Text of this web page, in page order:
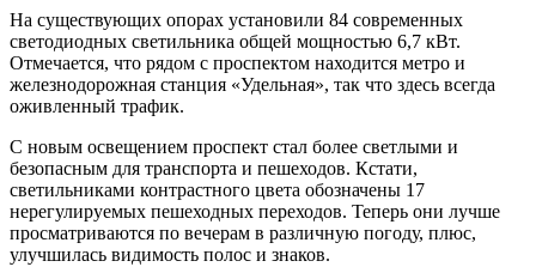
На существующих опорах установили 84 современных
светодиодных светильника общей мощностью 6,7 кВт.
Отмечается, что рядом с проспектом находится метро и
железнодорожная станция «Удельная», так что здесь всегда
оживленный трафик.
С новым освещением проспект стал более светлыми и
безопасным для транспорта и пешеходов. Кстати,
светильниками контрастного цвета обозначены 17
нерегулируемых пешеходных переходов. Теперь они лучше
просматриваются по вечерам в различную погоду, плюс,
улучшилась видимость полос и знаков.